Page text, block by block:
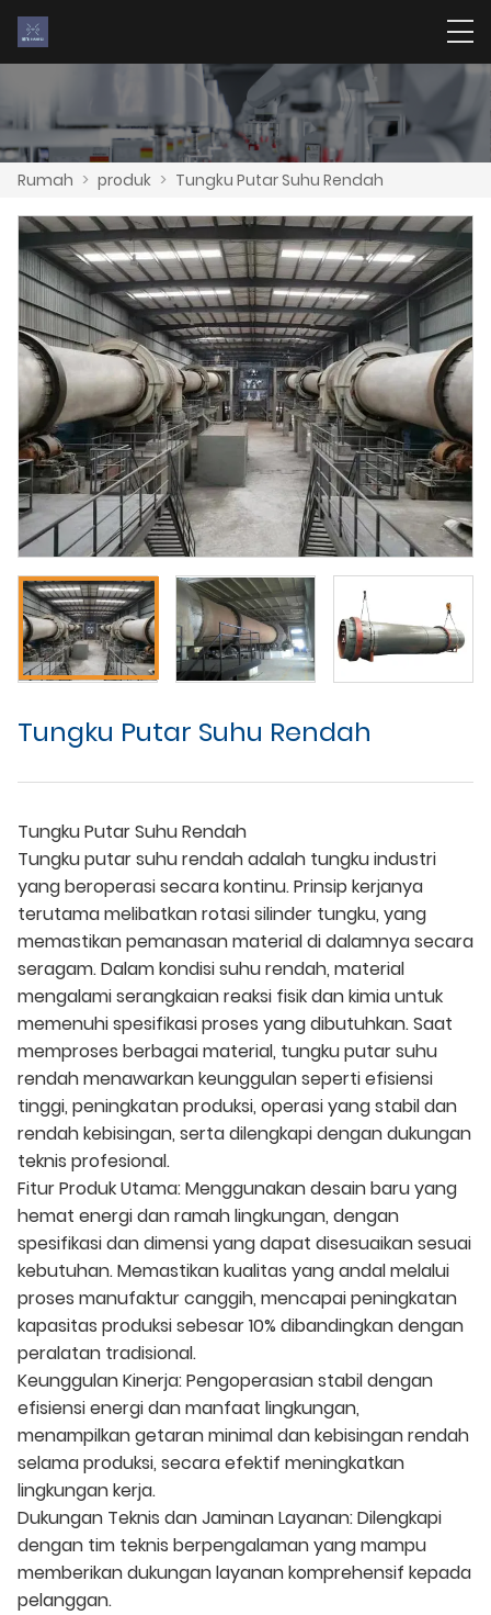
Rumah > produk > Tungku Putar Suhu Rendah
Tungku Putar Suhu Rendah
Tungku Putar Suhu Rendah
Tungku putar suhu rendah adalah tungku industri
yang beroperasi secara kontinu. Prinsip kerjanya
terutama melibatkan rotasi silinder tungku, yang
memastikan pemanasan material di dalamnya secara
seragam. Dalam kondisi suhu rendah, material
mengalami serangkaian reaksi fisik dan kimia untuk
memenuhi spesifikasi proses yang dibutuhkan. Saat
memproses berbagai material, tungku putar suhu
rendah menawarkan keunggulan seperti efisiensi
tinggi, peningkatan produksi, operasi yang stabil dan
rendah kebisingan, serta dilengkapi dengan dukungan
teknis profesional.
Fitur Produk Utama: Menggunakan desain baru yang
hemat energi dan ramah lingkungan, dengan
spesifikasi dan dimensi yang dapat disesuaikan sesuai
kebutuhan. Memastikan kualitas yang andal melalui
proses manufaktur canggih, mencapai peningkatan
kapasitas produksi sebesar 10% dibandingkan dengan
peralatan tradisional.
Keunggulan Kinerja: Pengoperasian stabil dengan
efisiensi energi dan manfaat lingkungan,
menampilkan getaran minimal dan kebisingan rendah
selama produksi, secara efektif meningkatkan
lingkungan kerja.
Dukungan Teknis dan Jaminan Layanan: Dilengkapi
dengan tim teknis berpengalaman yang mampu
memberikan dukungan layanan komprehensif kepada
pelanggan.